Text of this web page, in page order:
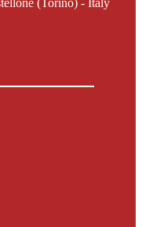
(Torino) - Italy